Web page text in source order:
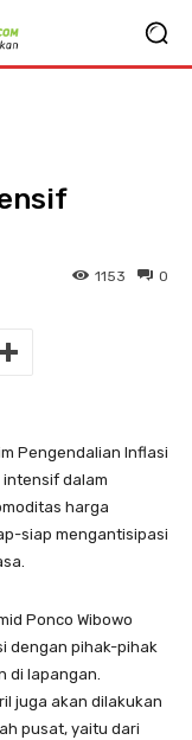
0
1153
Pengendalian Inflasi
intensif dalam
harga
siap mengantisipasi
Ponco Wibowo
dengan pihak-pihak
di lapangan.
juga akan dilakukan
pusat, yaitu dari